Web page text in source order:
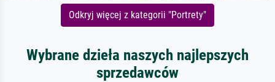
Odkryj więcej z kategorii "Portrety"
Wybrane dzieła naszych najlepszych
sprzedawców